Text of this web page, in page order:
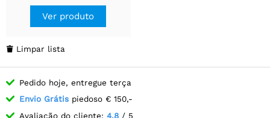
Ver produto
 Limpar lista
Pedido hoje, entregue terça
Envio Grátis piedoso € 150,-
Avaliação do cliente: 4.8 / 5